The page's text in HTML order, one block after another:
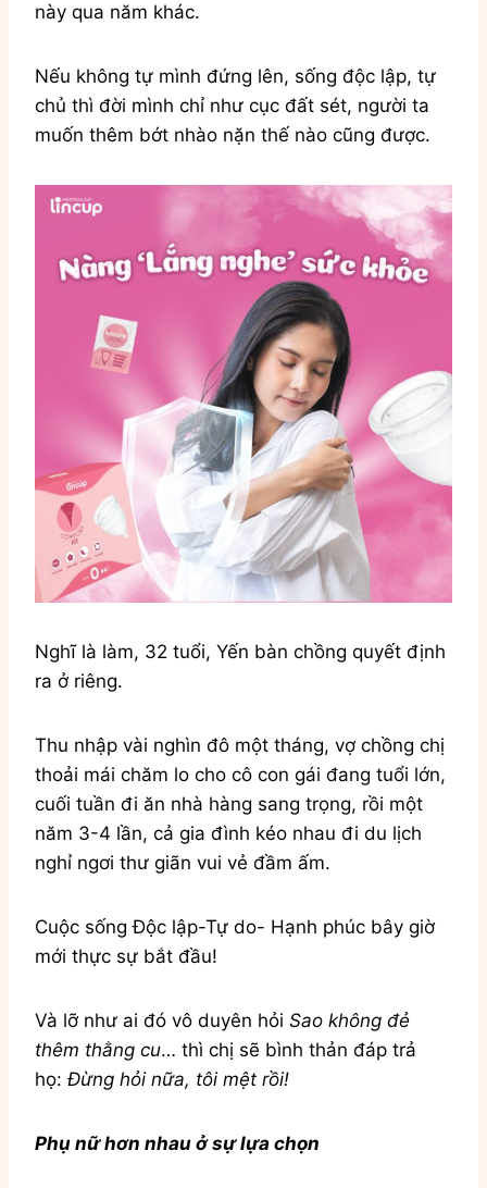
này qua năm khác.
Nếu không tự mình đứng lên, sống độc lập, tự
chủ thì đời mình chỉ như cục đất sét, người ta
muốn thêm bớt nhào nặn thế nào cũng được.
Nghĩ là làm, 32 tuổi, Yến bàn chồng quyết định
ra ở riêng.
Thu nhập vài nghìn đô một tháng, vợ chồng chị
thoải mái chăm lo cho cô con gái đang tuổi lớn,
cuối tuần đi ăn nhà hàng sang trọng, rồi một
năm 3-4 lần, cả gia đình kéo nhau đi du lịch
nghỉ ngơi thư giãn vui vẻ đầm ấm.
Cuộc sống Độc lập-Tự do- Hạnh phúc bây giờ
mới thực sự bắt đầu!
Và lỡ như ai đó vô duyên hỏi Sao không đẻ
thêm thằng cu… thì chị sẽ bình thản đáp trả
họ: Đừng hỏi nữa, tôi mệt rồi!
Phụ nữ hơn nhau ở sự lựa chọn